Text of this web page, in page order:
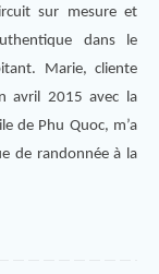
sur mesure et
dans le
Marie, cliente
avril 2015 avec la
de Phu Quoc, m’a
de randonnée à la